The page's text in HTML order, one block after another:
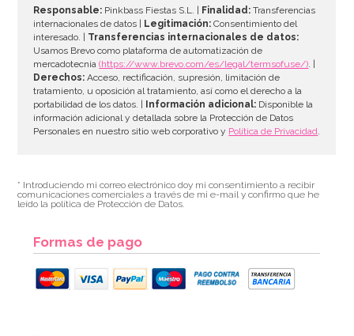
AÑADIR
Responsable: Pinkbass Fiestas S.L. | Finalidad: Transferencias
internacionales de datos |
Legitimación: Consentimiento del
interesado. | Transferencias internacionales de datos:
Usamos Brevo como plataforma de automatización de
mercadotecnia(https://www.brevo.com/es/legal/termsofuse/). |
Derechos: Acceso, rectificación, supresión, limitación de
tratamiento, u oposición al tratamiento, así como el derecho a la
portabilidad de los datos. |
Información adicional: Disponible la
información adicional y detallada sobre la Protección de Datos
Personales en nuestro sitio web corporativo y Política de Privacidad.
* Introduciendo mi correo electrónico doy mi consentimiento a recibir
comunicaciones comerciales a través de mi e-mail y confirmo que he
leído la política de Protección de Datos.
Formas de pago